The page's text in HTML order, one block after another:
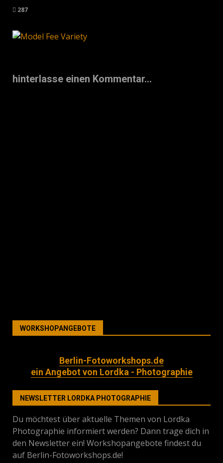
287
hinterlasse einen Kommentar...
WORKSHOPANGEBOTE
Berlin-Fotoworkshops.de
ein Angebot von Lordka - Photographie
NEWSLETTER LORDKA PHOTOGRAPHIE
Du möchtest über aktuelle Themen von Lordka
Photographie informiert werden? Dann trage dich in
den Newsletter ein! Workshopangebote findest du
auf Berlin-Fotoworkshops.de!